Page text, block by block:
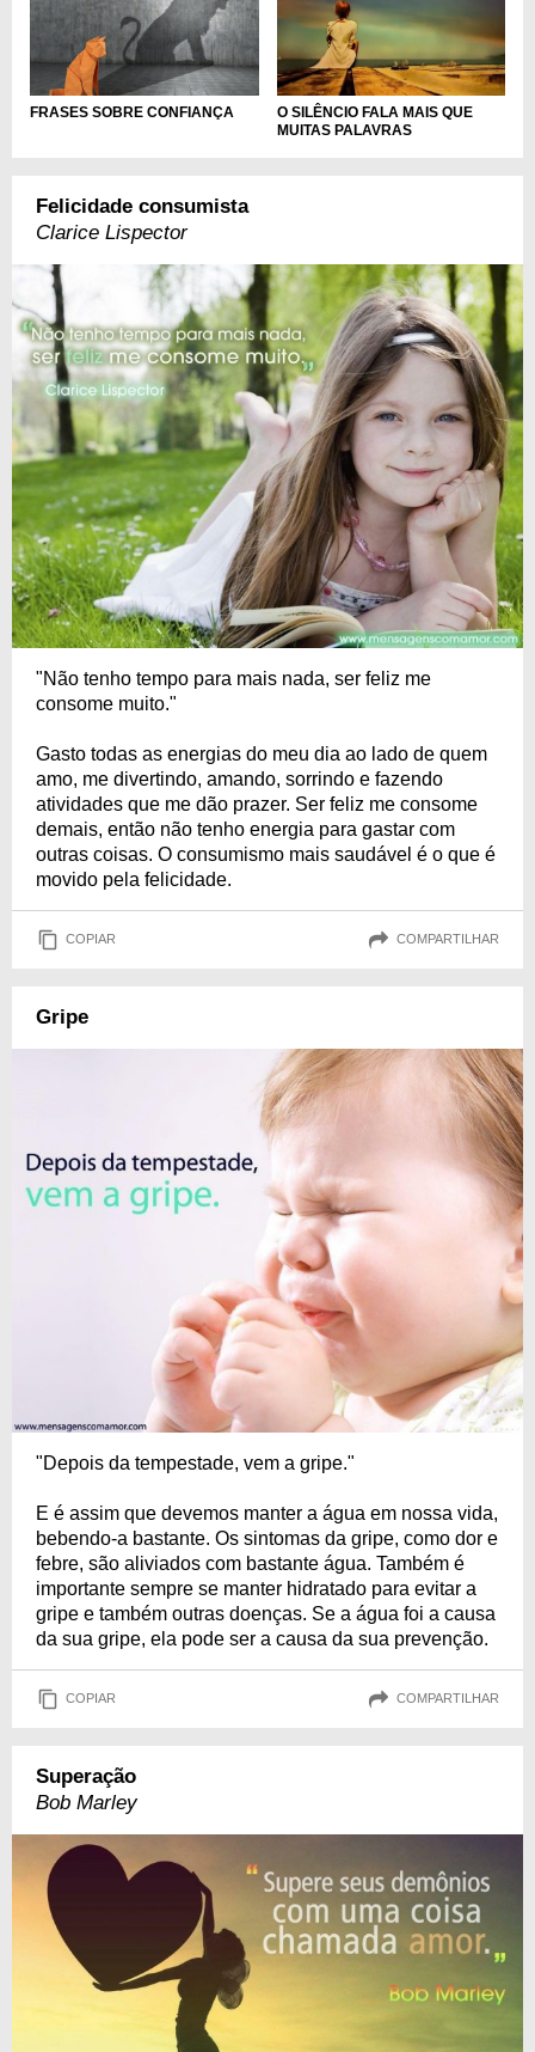
FRASES SOBRE CONFIANÇA
O SILÊNCIO FALA MAIS QUE
MUITAS PALAVRAS
Felicidade consumista
Clarice Lispector
"Não tenho tempo para mais nada, ser feliz me
consome muito."
Gasto todas as energias do meu dia ao lado de quem
amo, me divertindo, amando, sorrindo e fazendo
atividades que me dão prazer. Ser feliz me consome
demais, então não tenho energia para gastar com
outras coisas. O consumismo mais saudável é o que é
movido pela felicidade.
COPIAR COMPARTILHAR
Gripe
"Depois da tempestade, vem a gripe."
E é assim que devemos manter a água em nossa vida,
bebendo-a bastante. Os sintomas da gripe, como dor e
febre, são aliviados com bastante água. Também é
importante sempre se manter hidratado para evitar a
gripe e também outras doenças. Se a água foi a causa
da sua gripe, ela pode ser a causa da sua prevenção.
COPIAR COMPARTILHAR
Superação
Bob Marley